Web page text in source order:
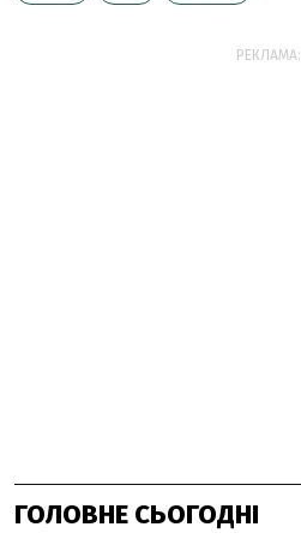
РЕКЛАМА:
ГОЛОВНЕ СЬОГОДНІ